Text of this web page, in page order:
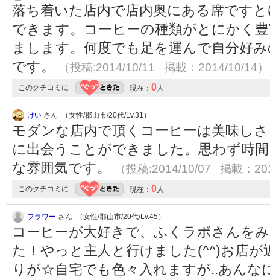
落ち着いた店内で店内奥にある席です
できます。コーヒーの種類がとにかく
まします。何度でも足を運んで自分好
です。
（投稿:2014/10/11 掲載：2014/10/14）
このクチコミに 現在： 0 人
けい さん （女性/郡山市/20代/Lv.31）
モダンな店内で頂くコーヒーは美味し
に出会うことができました。思わず時
な雰囲気です。
（投稿:2014/10/07 掲載：
このクチコミに 現在： 0 人
フラワー さん （女性/郡山市/20代/Lv.45）
コーヒーが大好きで、ふくラボさんを
た！やっと主人と行けました(^^)お店
りが☆自宅でも色々入れますが..あんな